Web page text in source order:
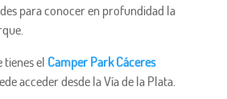
para conocer en profundidad la
tienes el Camper Park Cáceres
acceder desde la Vía de la Plata.